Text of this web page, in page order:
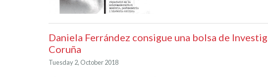
Daniela Ferrández consigue una bolsa de
Coruña
Tuesday 2, October 2018